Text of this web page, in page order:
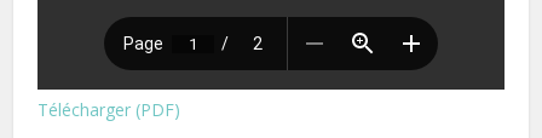
Télécharger (PDF)